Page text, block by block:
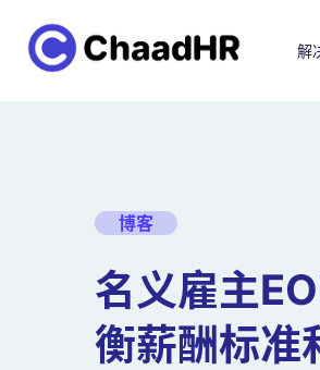
解
博客
名义雇主
衡薪酬标准